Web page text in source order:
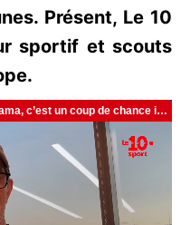
Présent, Le 10
sportif et scouts